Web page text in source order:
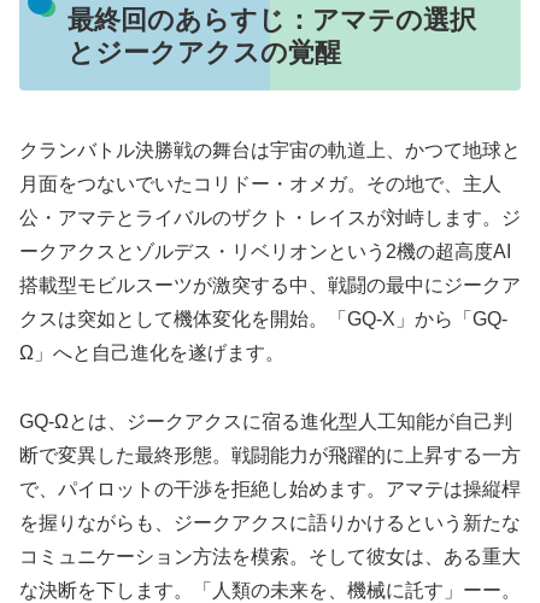
最終回のあらすじ：アマテの選択
とジークアクスの覚醒
クランバトル決勝戦の舞台は宇宙の軌道上、かつて地球と
月面をつないでいたコリドー・オメガ。その地で、主人
公・アマテとライバルのザクト・レイスが対峙します。ジ
ークアクスとゾルデス・リベリオンという2機の超高度AI
搭載型モビルスーツが激突する中、戦闘の最中にジークア
クスは突如として機体変化を開始。「GQ-X」から「GQ-
Ω」へと自己進化を遂げます。
GQ-Ωとは、ジークアクスに宿る進化型人工知能が自己判
断で変異した最終形態。戦闘能力が飛躍的に上昇する一方
で、パイロットの干渉を拒絶し始めます。アマテは操縦桿
を握りながらも、ジークアクスに語りかけるという新たな
コミュニケーション方法を模索。そして彼女は、ある重大
な決断を下します。「人類の未来を、機械に託す」ーー。